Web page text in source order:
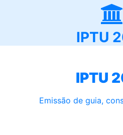
IPTU
IPTU
Emissão de guia,